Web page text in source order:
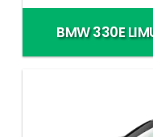
BMW 330E